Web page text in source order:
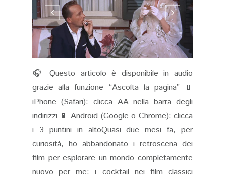
🎧 Questo articolo è disponibile in audio
grazie alla funzione “Ascolta la pagina” 📱
iPhone (Safari): clicca AA nella barra degli
indirizzi 📱 Android (Google o Chrome): clicca
i 3 puntini in altoQuasi due mesi fa, per
curiosità, ho abbandonato i retroscena dei
film per esplorare un mondo completamente
nuovo per me: i cocktail nei film classici